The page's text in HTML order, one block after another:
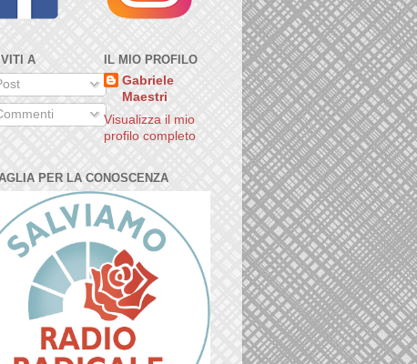
A
IL MIO PROFILO
Gabriele
Maestri
Visualizza il mio
profilo completo
PER LA CONOSCENZA